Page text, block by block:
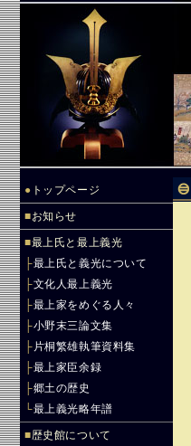
● トップページ
■お知らせ
■最上氏と最上義光
├最上氏と義光について
├文化人最上義光
├最上家をめぐる人々
├小野末三論文集
├ 片桐繁雄執筆資料集
├最上家臣余録
├郷土の歴史
└最上義光略年譜
■歴史館について